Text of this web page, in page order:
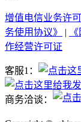
增值电信业务许
务使用协议》
|
作经营许可证
客服1：
商务洽谈：